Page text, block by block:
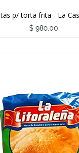
p/ torta frita - La
$ 980,00